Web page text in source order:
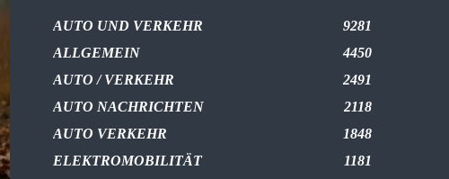
AUTO UND VERKEHR
9281
ALLGEMEIN
4450
AUTO / VERKEHR
2491
AUTO NACHRICHTEN
2118
AUTO VERKEHR
1848
ELEKTROMOBILITÄT
1181